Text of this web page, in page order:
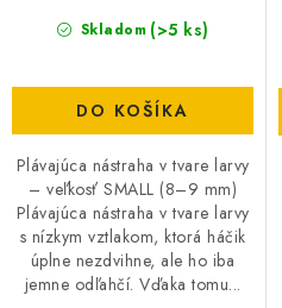
Skladom (>5 ks)
DO KOŠÍKA
Plávajúca nástraha v tvare larvy
– veľkosť SMALL (8–9 mm)
Plávajúca nástraha v tvare larvy
s nízkym vztlakom, ktorá háčik
úplne nezdvihne, ale ho iba
jemne odľahčí. Vďaka tomu...